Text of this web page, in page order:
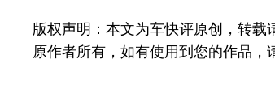
版权声明：本文为车快评原创，转
原作者所有，如有使用到您的作品，